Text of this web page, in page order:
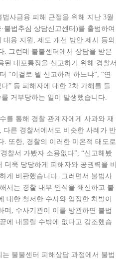
사금융 피해 근절을 위해 지난 3월
불법추심 상담신고센터)를 출범하여
대응 지원, 제도 개선 방안 제시 등의
. 그런데 불불센터에서 상담을 받은
된 대포통장을 신고하기 위해 경찰서
“이걸로 뭘 신고하려 하느냐”, “연
” 등 피해자에 대한 2차 가해를 들
거부당하는 일이 발생했습니다.
를 통해 경찰 관계자에게 사과와 재
다른 경찰서에서도 비슷한 사례가 반
. 또한, 경찰의 이러한 미온적 태도로
찰서 가봤자 소용없다”, “신고해봤
더욱 당당하게 피해자와 공권력을 비
게 비판했습니다. 그러면서 불법사
서는 경찰 내부 인식을 쇄신하고 불
대한 철저한 수사와 엄정한 처벌이
며, 수사기관이 이를 방관하면 불법
에 내몰릴 수밖에 없다고 강조했습
불불센터 피해상담 과정에서 불법